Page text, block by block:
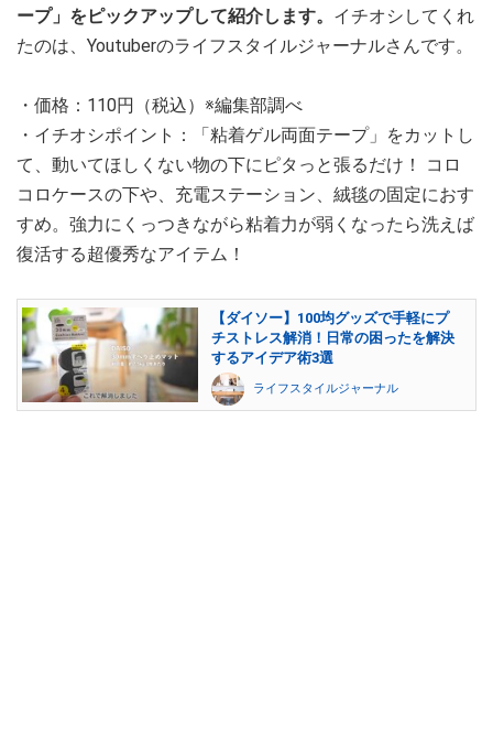
ープ」をピックアップして紹介します。 イチオシしてくれ
たのは、Youtuberのライフスタイルジャーナルさんです。
・価格：110円（税込）※編集部調べ
・イチオシポイント：「粘着ゲル両面テープ」をカットし
て、動いてほしくない物の下にピタっと張るだけ！ コロ
コロケースの下や、充電ステーション、絨毯の固定におす
すめ。強力にくっつきながら粘着力が弱くなったら洗えば
復活する超優秀なアイテム！
【ダイソー】100均グッズで手軽にプ
チストレス解消！日常の困ったを解決
するアイデア術3選
ライフスタイルジャーナル